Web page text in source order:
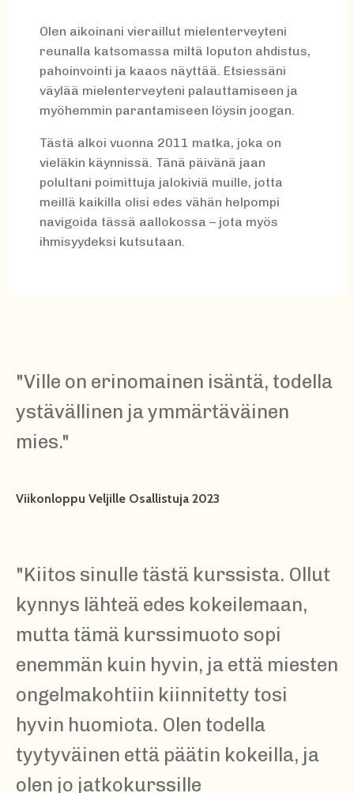
Olen aikoinani vieraillut mielenterveyteni
reunalla katsomassa miltä loputon ahdistus,
pahoinvointi ja kaaos näyttää. Etsiessäni
väylää mielenterveyteni palauttamiseen ja
myöhemmin parantamiseen löysin joogan.
Tästä alkoi vuonna 2011 matka, joka on
vieläkin käynnissä. Tänä päivänä jaan
polultani poimittuja jalokiviä muille, jotta
meillä kaikilla olisi edes vähän helpompi
navigoida tässä aallokossa – jota myös
ihmisyydeksi kutsutaan.
"Ville on erinomainen isäntä, todella
ystävällinen ja ymmärtäväinen
mies."
Viikonloppu Veljille Osallistuja 2023
"Kiitos sinulle tästä kurssista. Ollut
kynnys lähteä edes kokeilemaan,
mutta tämä kurssimuoto sopi
enemmän kuin hyvin, ja että miesten
ongelmakohtiin kiinnitetty tosi
hyvin huomiota. Olen todella
tyytyväinen että päätin kokeilla, ja
olen jo jatkokurssille